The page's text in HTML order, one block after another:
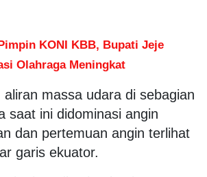
KONI KBB, Bupati Jeje
Olahraga Meningkat
massa udara di sebagian
saat ini didominasi angin
dan pertemuan angin terlihat
garis ekuator.